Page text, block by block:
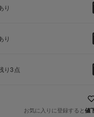
り
り
り3点
お気に入りに登録すると値